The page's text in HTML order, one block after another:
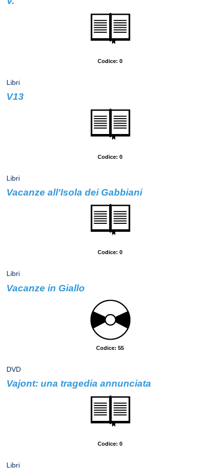
Autore: Pynchon, Thomas
Codice: 0
Libri
V13
Autore: Carrère, Emmanuel
Codice: 0
Libri
Vacanze all'Isola dei Gabbiani
Codice: 0
Libri
Vacanze in Giallo
Autore: Giménez-Bartlett, Et Altri
Codice: 55
DVD
Vajont: una tragedia annunciata
Argomento: Storia Italiana
Codice: 0
Libri